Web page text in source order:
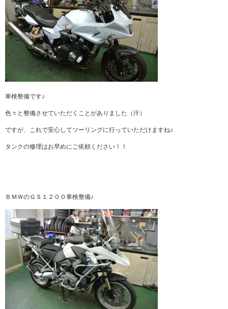
車検整備です♪
色々と整備させていただくことがありました（汗）
ですが、これで安心してツーリングに行っていただけますね♪
タンクの修理はお早めにご依頼ください！！
ＢＭＷのＧＳ１２００車検整備♪